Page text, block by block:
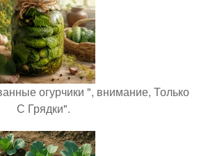
огурчики ", внимание, Только
С Грядки".